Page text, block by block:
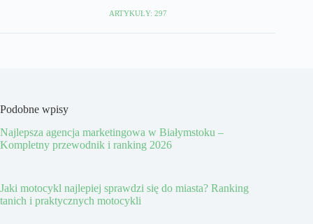
ARTYKUŁY: 297
Podobne wpisy
Najlepsza agencja marketingowa w Białymstoku –
Kompletny przewodnik i ranking 2026
Jaki motocykl najlepiej sprawdzi się do miasta? Ranking
tanich i praktycznych motocykli